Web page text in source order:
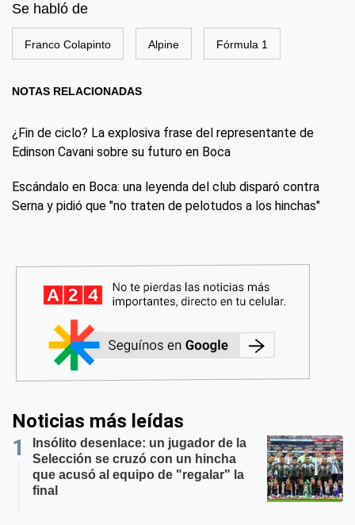
Se habló de
Franco Colapinto Alpine Fórmula 1
NOTAS RELACIONADAS
¿Fin de ciclo? La explosiva frase del representante de
Edinson Cavani sobre su futuro en Boca
Escándalo en Boca: una leyenda del club disparó contra
Serna y pidió que "no traten de pelotudos a los hinchas"
Noticias más leídas
Insólito desenlace: un jugador de la
Selección se cruzó con un hincha
que acusó al equipo de "regalar" la
final